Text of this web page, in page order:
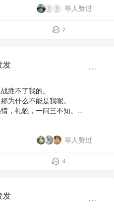
等人赞过
7
发
胜不了我的。
为什么不能是我呢。
，礼貌，一问三不知。…
等人赞过
4
发